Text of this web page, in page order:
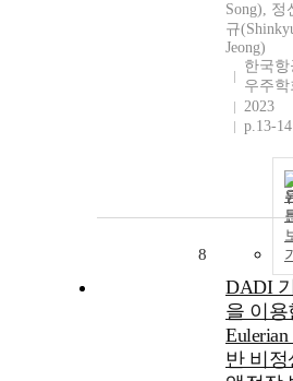
Song), 정
규
Jeong)
한국항
우주학
2023
p.13-14
8
DADI
을 이용
반 비정